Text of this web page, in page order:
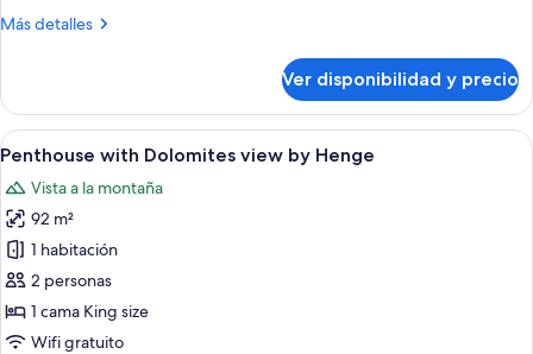
view,
and
sofa
bed
Más detalles
Más
open
space
with
view,
whirlpool
bath
and
sofa
bed
Ver disponibilidad y precio
Ver
todas
las
fotos
de
Penthouse
with
Dolomites
Un dormitorio moderno con una
11
Penthouse with Dolomites view by Henge
Vista a la montaña
92 m²
1 habitación
2 personas
1 cama King size
Wifi gratuito